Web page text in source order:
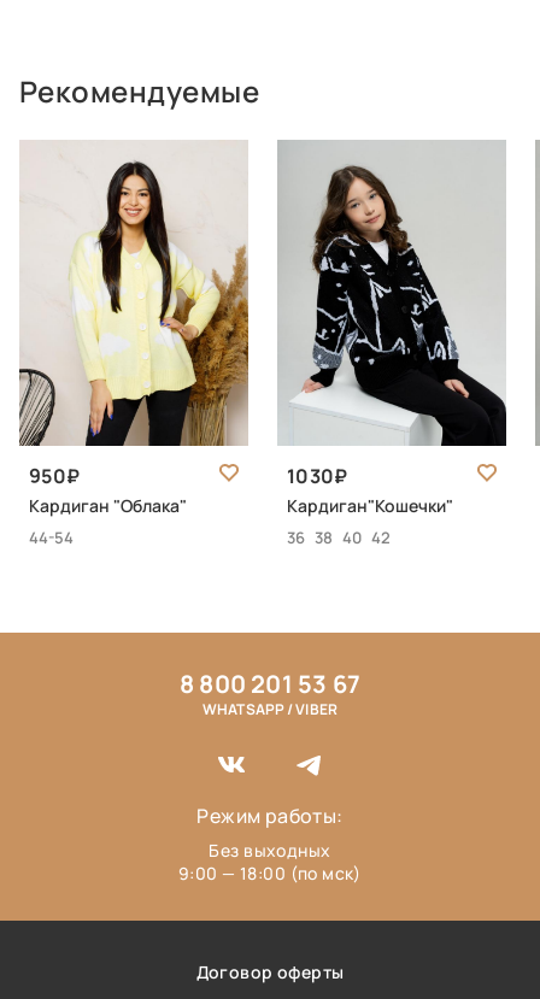
Рекомендуемые
950
Кардиган "Облака"
44-54
1030
Кардиган"Кошечки"
36 38 40 42
Договор оферты
8 800 201 53 67
WHATSAPP / VIBER
Режим работы:
Без выходных
9:00 — 18:00 (по мск)